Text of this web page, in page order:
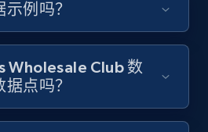
例吗？
Wholesale Club 数
点吗？